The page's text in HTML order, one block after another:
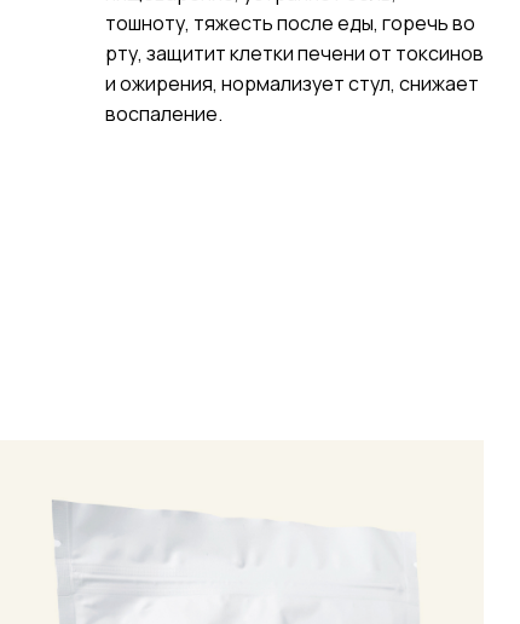
тошноту, тяжесть после еды, горечь во
рту, защитит клетки печени от токсинов
и ожирения, нормализует стул, снижает
воспаление.